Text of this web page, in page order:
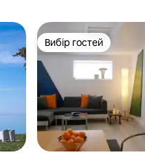
Вибір гостей
Вибір гостей